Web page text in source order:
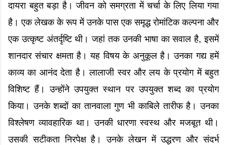
दायरा बहुत बड़ा है। जीवन को समग्रता में चर्चा के लिए लिया गया
है। एक लेखक के रूप में उनके पास एक समृद्ध रोमांटिक कल्पना और
एक उत्कृष्ट अंतर्दृष्टि थी। जहां तक ​​उनकी भाषा का सवाल है, इसमें
शानदार संचार क्षमता है। यह विषय के अनुकूल है। उनका गद्य हमें
काव्य का आनंद देता है। लालाजी स्वर और लय के प्रयोग में बहुत
विशिष्ट हैं। उन्होंने उपयुक्त स्थान पर उपयुक्त शब्द का प्रयोग
किया। उनके शब्दों का तानवाला गुण भी काबिले तारीफ है। उनका
विश्लेषण व्यावहारिक था। उनकी धारणा स्वस्थ और मजबूत थी।
उसकी सटीकता निरपेक्ष है। उनके लेखन में उद्धरण और संदर्भ